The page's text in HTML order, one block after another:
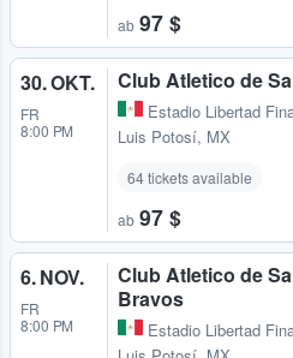
ab 97 $
30. OKT.
FR
8:00 PM
Club Atletico de
Estadio Libertad
Luis Potosí, MX
64 tickets available
ab 97 $
6. NOV.
FR
8:00 PM
Club Atletico de
Bravos
Estadio Libertad